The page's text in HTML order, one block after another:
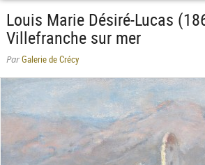
Louis Marie Désiré-Lucas
Villefranche sur mer
ParGalerie de Crécy